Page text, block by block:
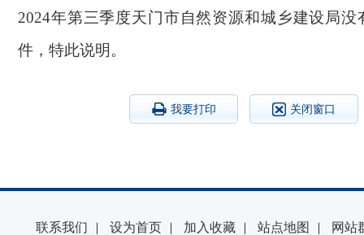
2024年第三季度天门市自然资源和城乡建设局没
件，特此说明。
我要打印 关闭窗口
联系我们 | 设为首页 | 加入收藏 | 站点地图 | 网站